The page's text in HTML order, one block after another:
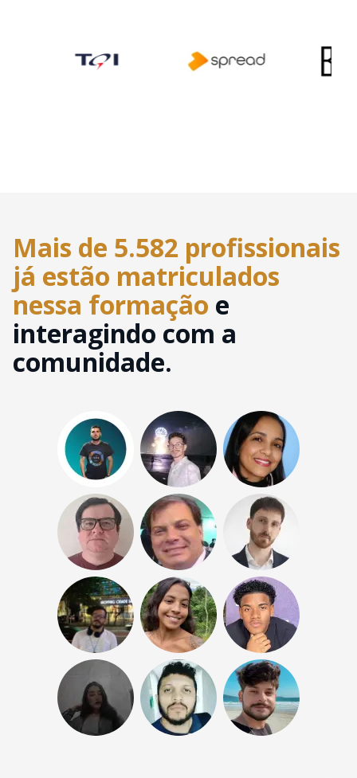
Mais de 5.582 profissionais
já estão matriculados
nessa formação e
interagindo com a
comunidade.